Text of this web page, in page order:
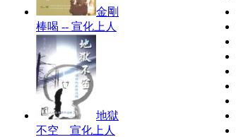
金剛
棒喝 -- 宣化上人
地獄
不空 宣化上人